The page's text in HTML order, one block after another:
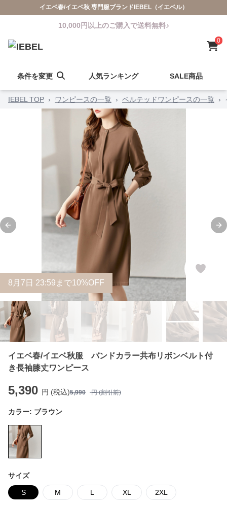
イエベ春/イエベ秋 専門服ブランドIEBEL（イエベル）
10,000円以上のご購入で送料無料♪
0
条件を変更 人気ランキング SALE商品
IEBEL TOP › ワンピースの一覧 › ベルテッドワンピースの一覧 ›
Previous slide
8 月 7 日 23:59まで10%OFF
イエベ春/イエベ秋服 バンドカラー共布リボンベルト付
き長袖膝丈ワンピース
5,390 円 (税込)5,990 円 (割引前)
カラー: ブラウン
サイズ
S M L XL 2XL